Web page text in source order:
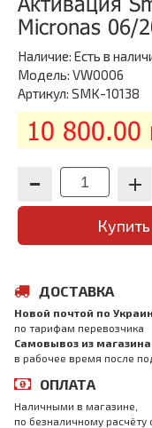
Micronas 06/
Наличие: Есть в
Модель: VW0006
Артикул: SMK-10138
10 800.00
Купить
ДОСТАВКА
Новой почтой по
по тарифам перевозчика
Самовывоз из магазина
в рабочее время после
ОПЛАТА
Наличными в магазине,
по безналичному расчёту